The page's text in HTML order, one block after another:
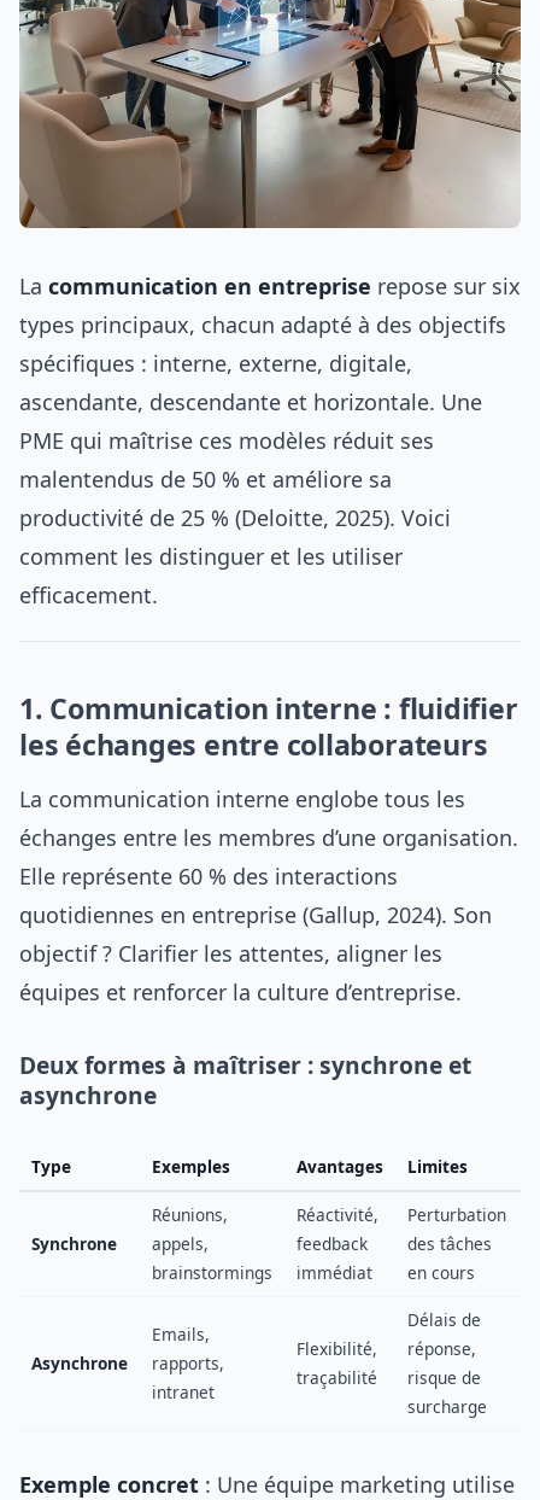
La communication en entreprise repose sur six
types principaux, chacun adapté à des objectifs
spécifiques : interne, externe, digitale,
ascendante, descendante et horizontale. Une
PME qui maîtrise ces modèles réduit ses
malentendus de 50 % et améliore sa
productivité de 25 % (Deloitte, 2025). Voici
comment les distinguer et les utiliser
efficacement.
1. Communication interne : fluidifier
les échanges entre collaborateurs
La communication interne englobe tous les
échanges entre les membres d’une organisation.
Elle représente 60 % des interactions
quotidiennes en entreprise (Gallup, 2024). Son
objectif ? Clarifier les attentes, aligner les
équipes et renforcer la culture d’entreprise.
Deux formes à maîtriser : synchrone et
asynchrone
Type Exemples Avantages Limites
Synchrone
Réunions,
appels,
brainstormings
Réactivité,
feedback
immédiat
Perturbation
des tâches
en cours
Asynchrone
Emails,
rapports,
intranet
Flexibilité,
traçabilité
Délais de
réponse,
risque de
surcharge
Exemple concret : Une équipe marketing utilise